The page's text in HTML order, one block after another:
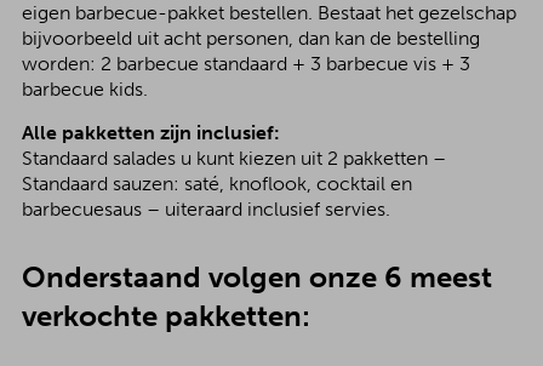
eigen barbecue-pakket bestellen. Bestaat het gezelschap
bijvoorbeeld uit acht personen, dan kan de bestelling
worden: 2 barbecue standaard + 3 barbecue vis + 3
barbecue kids.
Alle pakketten zijn inclusief:
Standaard salades u kunt kiezen uit 2 pakketten –
Standaard sauzen: saté, knoflook, cocktail en
barbecuesaus – uiteraard inclusief servies.
Onderstaand volgen onze 6 meest
verkochte pakketten: